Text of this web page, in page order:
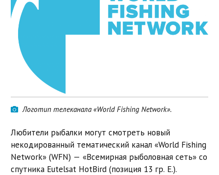
Логотип телеканала «World Fishing Network».
Любители рыбалки могут смотреть новый
некодированный тематический канал «World Fishing
Network» (WFN) — «Всемирная рыболовная сеть» со
спутника Eutelsat HotBird (позиция 13 гр. E.).